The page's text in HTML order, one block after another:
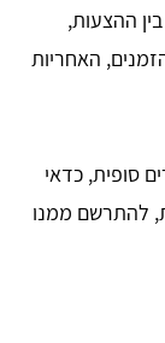
ההצעות,
האחריות
סופית, כדאי
להתרשם ממנו